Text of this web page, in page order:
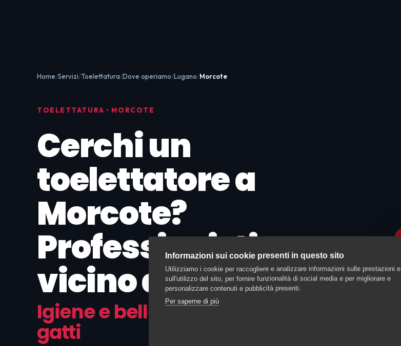
Home Servizi Toelettatura Dove operiamo Lugano Morcote
TOELETTATURA • MORCOTE
Cerchi un
toelettatore a
Morcote?
Professionisti
vicino a te
Igiene e bellezza per cani e
gatti
Informazioni sui cookie presenti in questo sito
Utilizziamo i cookie per raccogliere e analizzare informazioni sulle prestazioni e
sull'utilizzo del sito, per fornire funzionalità di social media e per migliorare e
personalizzare contenuti e pubblicità presenti.
Per saperne di più